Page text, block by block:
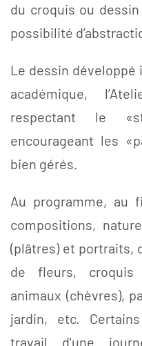
du croquis ou dessin
possibilité
Le dessin
académique,
respectant le
encourageant les
bien gérés.
Au programme, au
compositions,
(plâtres) et portraits,
de fleurs, croquis
animaux (chèvres),
jardin, etc.
travail d'une